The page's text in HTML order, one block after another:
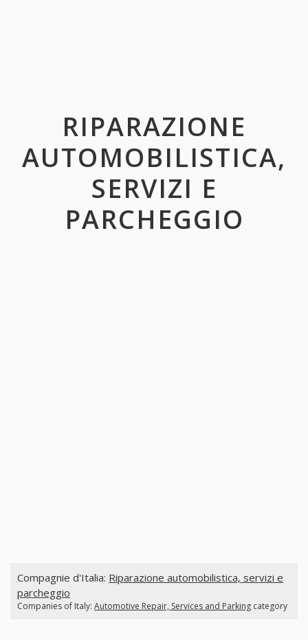
RIPARAZIONE
AUTOMOBILISTICA,
SERVIZI E
PARCHEGGIO
Compagnie d'Italia: Riparazione automobilistica, servizi e
parcheggio
Companies of Italy: Automotive Repair, Services and Parkingcategory